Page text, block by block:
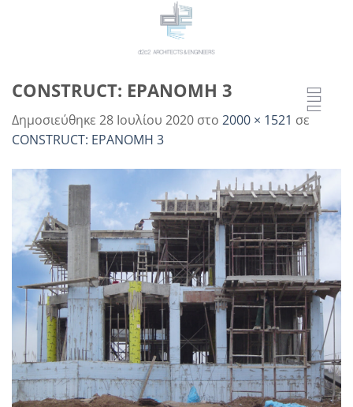
CONSTRUCT: EPANOMH 3
Δημοσιεύθηκε 28 Ιουλίου 2020 στο 2000 × 1521 σε
CONSTRUCT: EPANOMH 3